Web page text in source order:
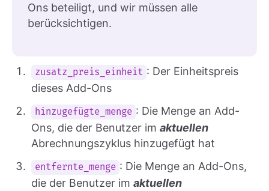
Ons beteiligt, und wir müssen alle
berücksichtigen.
zusatz_preis_einheit : Der Einheitspreis
dieses Add-Ons
hinzugefügte_menge : Die Menge an Add-
Ons, die der Benutzer im aktuellen
Abrechnungszyklus hinzugefügt hat
entfernte_menge : Die Menge an Add-Ons,
die der Benutzer im aktuellen